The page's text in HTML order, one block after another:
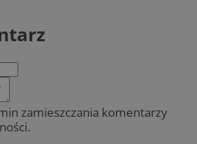
zamieszczania komentarzy